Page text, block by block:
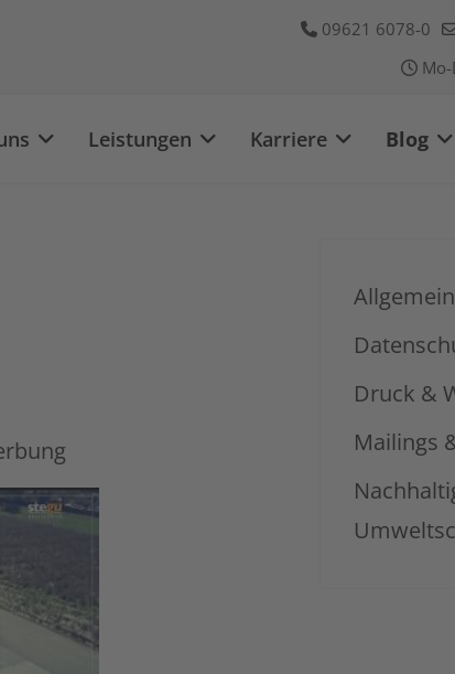
09621 6078-0
Leistungen Karriere Blog
Druck &
Mailings